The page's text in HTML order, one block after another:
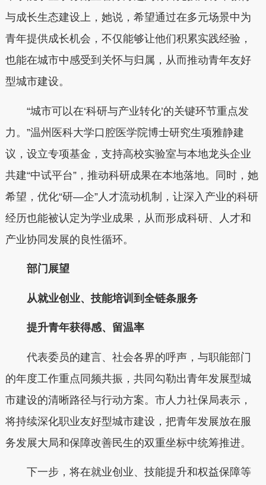
与成长生态建设上，她说，希望通过在多元场景中为
青年提供成长机会，不仅能够让他们积累实践经验，
也能在城市中感受到关怀与归属，从而推动青年友好
型城市建设。
“城市可以在‘科研与产业转化’的关键环节重点发
力。”温州医科大学口腔医学院博士研究生项雅静建
议，设立专项基金，支持高校实验室与本地龙头企业
共建“中试平台”，推动科研成果在本地落地。同时，她
希望，优化“研—企”人才流动机制，让深入产业的科研
经历也能被认定为学业成果，从而形成科研、人才和
产业协同发展的良性循环。
部门展望
从就业创业、技能培训到全链条服务
提升青年获得感、留温率
代表委员的建言、社会各界的呼声，与职能部门
的年度工作重点同频共振，共同勾勒出青年发展型城
市建设的清晰路径与行动方案。市人力社保局表示，
将持续深化职业友好型城市建设，把青年发展放在服
务发展大局和保障改善民生的双重坐标中统筹推进。
下一步，将在就业创业、技能提升和权益保障等